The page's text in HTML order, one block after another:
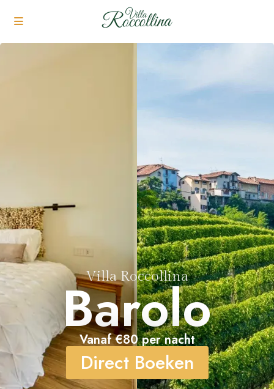
Villa Roccollina
Barolo
Vanaf €80 per nacht
Direct Boeken